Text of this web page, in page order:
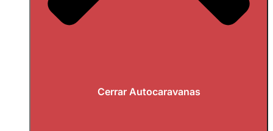
Cerrar Autocaravanas